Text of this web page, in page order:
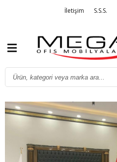
İletişim S.S.S.